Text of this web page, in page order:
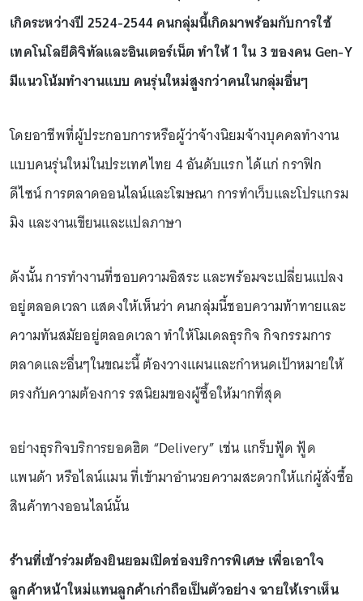
เกิดระหว่างปี 2524-2544 คนกลุ่มนี้เกิดมาพร้อมกับการใช้
เทคโนโลยีดิจิทัลและอินเตอร์เน็ต ทำให้ 1 ใน 3 ของคน Gen-Y
มีแนวโน้มทำงานแบบ คนรุ่นใหม่สูงกว่าคนในกลุ่มอื่นๆ
โดยอาชีพที่ผู้ประกอบการหรือผู้ว่าจ้างนิยมจ้างบุคคลทำงาน
แบบคนรุ่นใหม่ในประเทศไทย 4 อันดับแรก ได้แก่ กราฟิก
ดีไซน์ การตลาดออนไลน์และโฆษณา การทำเว็บและโปรแกรม
มิง และงานเขียนและแปลภาษา
ดังนั้น การทำงานที่ชอบความอิสระ และพร้อมจะเปลี่ยนแปลง
อยู่ตลอดเวลา แสดงให้เห็นว่า คนกลุ่มนี้ชอบความท้าทายและ
ความทันสมัยอยู่ตลอดเวลา ทำให้โมเดลธุรกิจ กิจกรรมการ
ตลาดและอื่นๆในขณะนี้ ต้องวางแผนและกำหนดเป้าหมายให้
ตรงกับความต้องการ รสนิยมของผู้ซื้อให้มากที่สุด
อย่างธุรกิจบริการยอดฮิต “Delivery” เช่น แกร็บฟู้ด ฟู้ด
แพนด้า หรือไลน์แมน ที่เข้ามาอำนวยความสะดวกให้แก่ผู้สั่งซื้อ
สินค้าทางออนไลน์นั้น
ร้านที่เข้าร่วมต้องยินยอมเปิดช่องบริการพิเศษ เพื่อเอาใจ
ลูกค้าหน้าใหม่แทนลูกค้าเก่าถือเป็นตัวอย่าง ฉายให้เราเห็น